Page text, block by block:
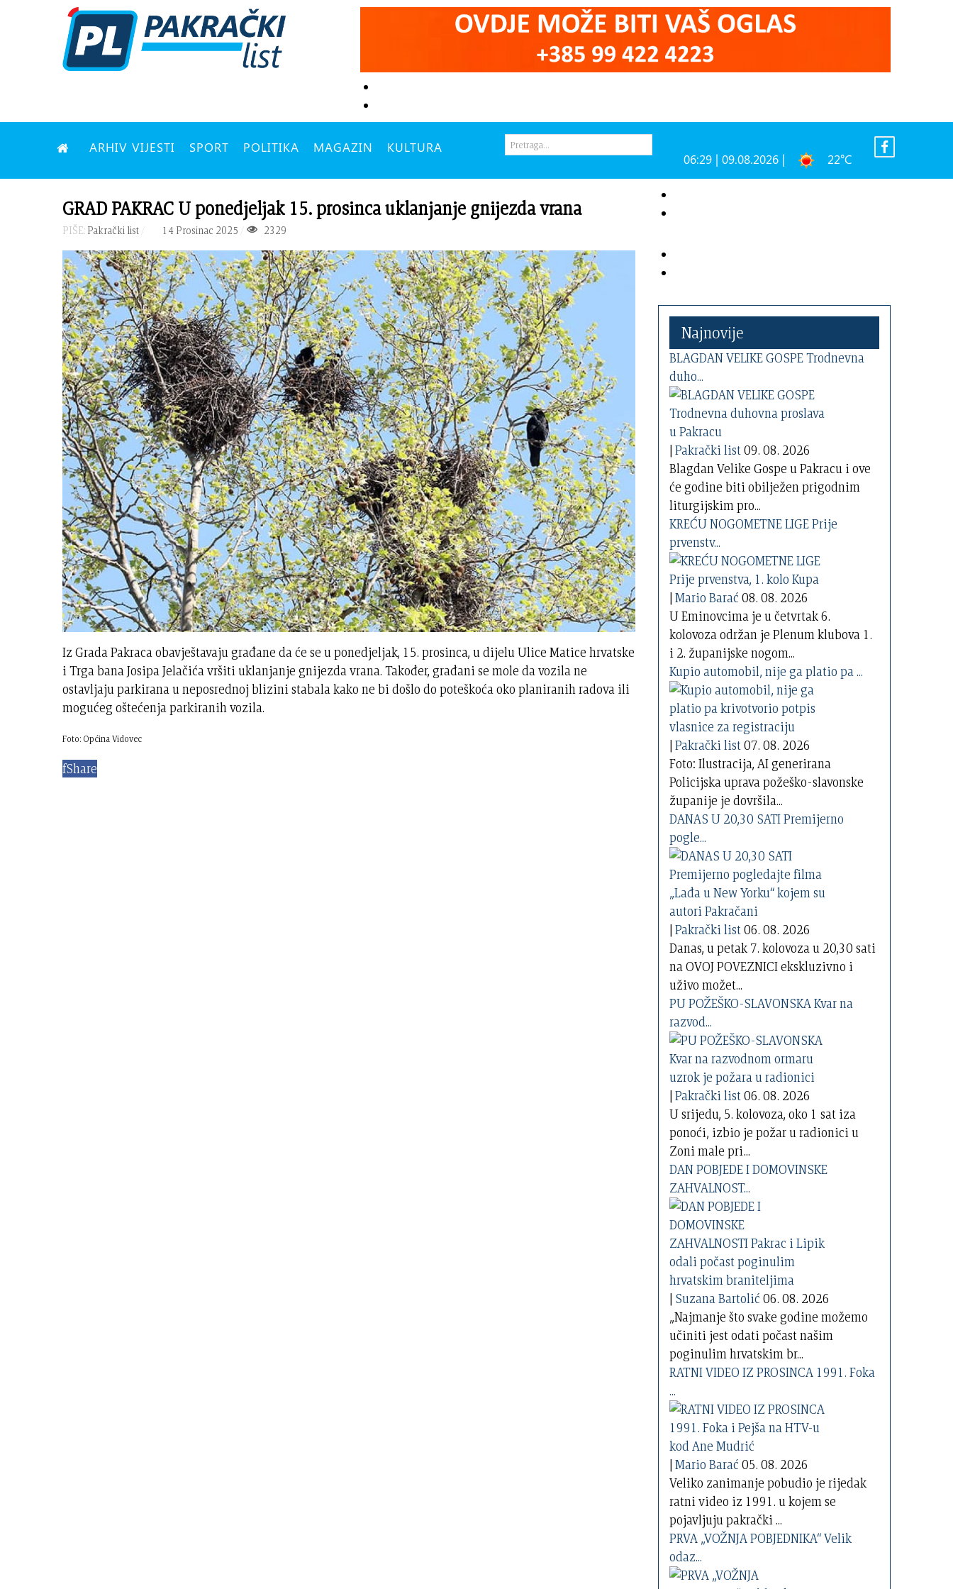
ARHIV VIJESTI SPORT POLITIKA MAGAZIN KULTURA
06:29 | 09.08.2026 | 22°C
GRAD PAKRAC U ponedjeljak 15. prosinca uklanjanje gnijezda vrana
PIŠE: Pakrački list 14 Prosinac 2025 2329
Iz Grada Pakraca obavještavaju građane da će se u ponedjeljak, 15. prosinca, u dijelu Ulice Matice hrvatske
i Trga bana Josipa Jelačića vršiti uklanjanje gnijezda vrana. Također, građani se mole da vozila ne
ostavljaju parkirana u neposrednoj blizini stabala kako ne bi došlo do poteškoća oko planiranih radova ili
mogućeg oštećenja parkiranih vozila.
Foto: Općina Vidovec
fShare
Najnovije
BLAGDAN VELIKE GOSPE Trodnevna
duho...
|Pakrački list09. 08. 2026
Blagdan Velike Gospe u Pakracu i ove
će godine biti obilježen prigodnim
liturgijskim pro...
KREĆU NOGOMETNE LIGE Prije
prvenstv...
|Mario Barać 08. 08. 2026
U Eminovcima je u četvrtak 6.
kolovoza održan je Plenum klubova 1.
i 2. županijske nogom...
Kupio automobil, nije ga platio pa ...
|Pakrački list07. 08. 2026
Foto: Ilustracija, AI generirana
Policijska uprava požeško-slavonske
županije je dovršila...
DANAS U 20,30 SATI Premijerno
pogle...
|Pakrački list06. 08. 2026
Danas, u petak 7. kolovoza u 20,30 sati
na OVOJ POVEZNICI ekskluzivno i
uživo možet...
PU POŽEŠKO-SLAVONSKA Kvar na
razvod...
|Pakrački list06. 08. 2026
U srijedu, 5. kolovoza, oko 1 sat iza
ponoći, izbio je požar u radionici u
Zoni male pri...
DAN POBJEDE I DOMOVINSKE
ZAHVALNOST...
| Suzana Bartolić 06. 08. 2026
„Najmanje što svake godine možemo
učiniti jest odati počast našim
poginulim hrvatskim br...
RATNI VIDEO IZ PROSINCA 1991. Foka
...
|Mario Barać 05. 08. 2026
Veliko zanimanje pobudio je rijedak
ratni video iz 1991. u kojem se
pojavljuju pakrački ...
PRVA „VOŽNJA POBJEDNIKA“ Velik
odaz...